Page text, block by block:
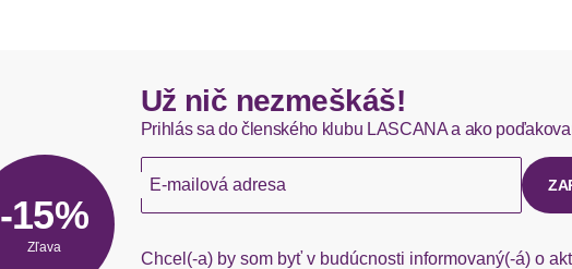
Okamžite dostupné položky sú zvyčajne doručené
Ak chýba návratový štítok, môžete si kedykoľvek
-15%
Zľava
Už nič nezmeškáš!
Prihlás sa do členského klubu LASCANA a ako
E-mailová adresa
Chcel(-a) by som byť v budúcnosti informovaný(-á) o